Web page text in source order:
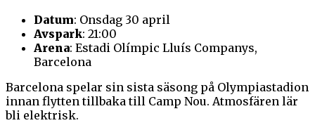
Datum: Onsdag 30 april
Avspark: 21:00
Arena: Estadi Olímpic Lluís Companys,
Barcelona
Barcelona spelar sin sista säsong på Olympiastadion
innan flytten tillbaka till Camp Nou. Atmosfären lär
bli elektrisk.